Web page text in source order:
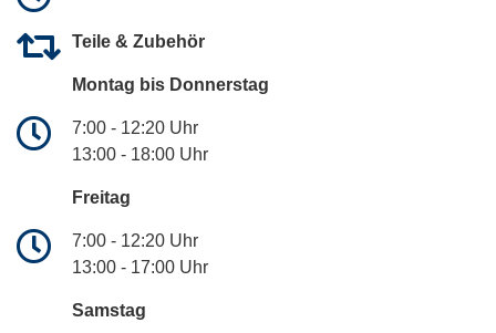
Teile & Zubehör
Montag bis Donnerstag
7:00 - 12:20 Uhr
13:00 - 18:00 Uhr
Freitag
7:00 - 12:20 Uhr
13:00 - 17:00 Uhr
Samstag